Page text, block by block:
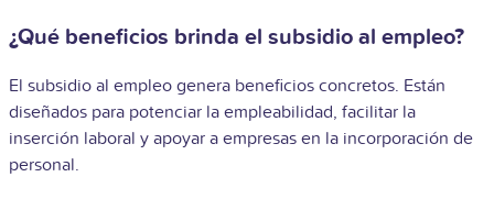
¿Qué beneficios brinda el subsidio al empleo?
El subsidio al empleo genera beneficios concretos. Están
diseñados para potenciar la empleabilidad, facilitar la
inserción laboral y apoyar a empresas en la incorporación de
personal.